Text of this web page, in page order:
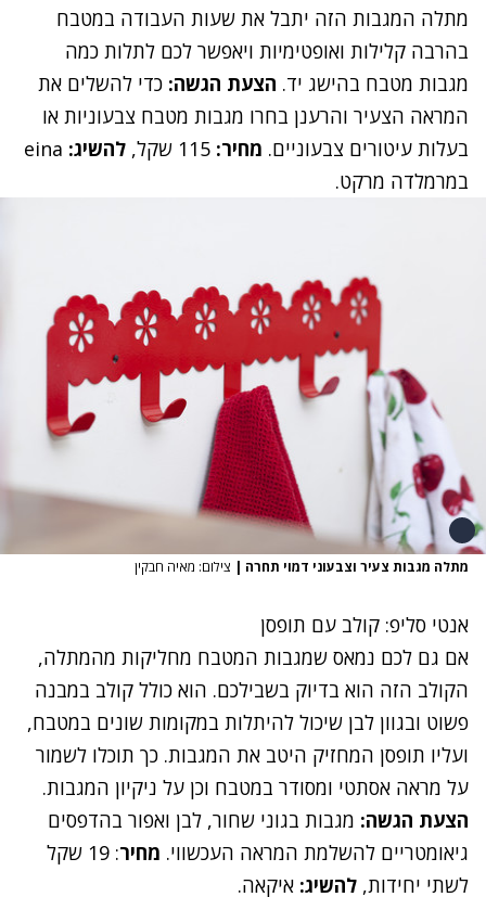
מתלה המגבות הזה יתבל את שעות העבודה במטבח
בהרבה קלילות ואופטימיות ויאפשר לכם לתלות כמה
מגבות מטבח בהישג יד. הצעת הגשה: כדי להשלים את
המראה הצעיר והרענן בחרו מגבות מטבח צבעוניות או
בעלות עיטורים צבעוניים. מחיר: להשיג: eina
במרמלדה מרקט.
מתלה מגבות צעיר וצבעוני דמוי תחרה | צילום: מאיה חבקין
אנטי סליפ: קולב עם תופסן
אם גם לכם נמאס שמגבות המטבח מחליקות מהמתלה,
הקולב הזה הוא בדיוק בשבילכם. הוא כולל קולב במבנה
פשוט ובגוון לבן שיכול להיתלות במקומות שונים במטבח,
ועליו תופסן המחזיק היטב את המגבות. כך תוכלו לשמור
על מראה אסתטי ומסודר במטבח וכן על ניקיון המגבות.
הצעת הגשה: מגבות בגוני שחור, לבן ואפור בהדפסים
גיאומטריים להשלמת המראה העכשווי. מחיר
: 19 שקל
לשתי יחידות, להשיג: איקאה.